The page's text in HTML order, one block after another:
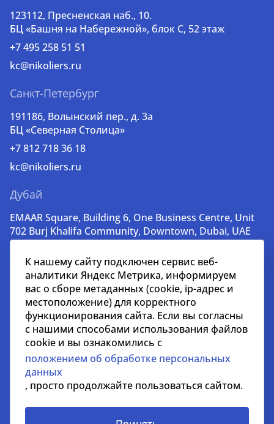
123112, Пресненская наб., 10.
БЦ «Башня на Набережной», блок С, 52 этаж
+7 495 258 51 51
kc@nikoliers.ru
Санкт-Петербург
191186, Волынский пер., д. 3a
БЦ «Северная Столица»
+7 812 718 36 18
kc@nikoliers.ru
Дубай
EMAAR Square, Building 6, One Business Centre, Unit
702 Burj Khalifa Community, Downtown, Dubai, UAE
lead@nikoliers-global.com
© nikoliers.ru 1994 - 2026
Все права защищены
Информация, представленная на странице, носит
информативный характер и не является
распространителем рекламных материалов
Положение об обработке персональных данных
Условия сотрудничества
К нашему сайту подключен сервис веб-
аналитики Яндекс Метрика, информируем
вас о сборе метаданных (cookie, ip-адрес и
местоположение) для корректного
функционирования сайта. Если вы согласны
с нашими способами использования файлов
cookie и вы ознакомились с
положением об обработке персональных
данных
, просто продолжайте пользоваться сайтом.